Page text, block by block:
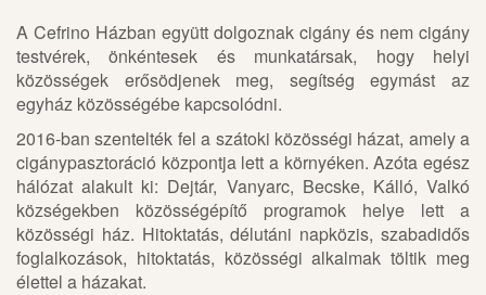
A Cefrino Házban együtt dolgoznak cigány és nem cigány
testvérek, önkéntesek és munkatársak, hogy helyi
közösségek erősödjenek meg, segítség egymást az
egyház közösségébe kapcsolódni.
2016-ban szentelték fel a szátoki közösségi házat, amely a
cigánypasztoráció központja lett a környéken. Azóta egész
hálózat alakult ki: Dejtár, Vanyarc, Becske, Kálló, Valkó
községekben közösségépítő programok helye lett a
közösségi ház. Hitoktatás, délutáni napközis, szabadidős
foglalkozások, hitoktatás, közösségi alkalmak töltik meg
élettel a házakat.